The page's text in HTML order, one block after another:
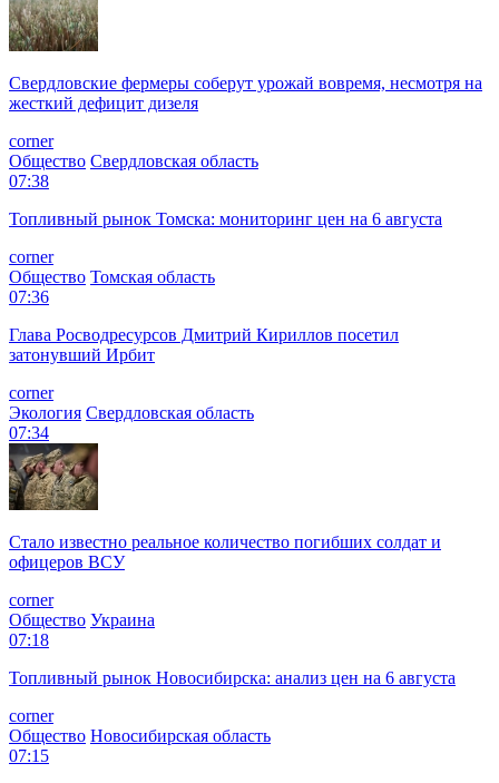
Свердловские фермеры соберут урожай вовремя, несмотря на
жесткий дефицит дизеля
corner
Общество Свердловская область
07:38
Топливный рынок Томска: мониторинг цен на 6 августа
corner
Общество Томская область
07:36
Глава Росводресурсов Дмитрий Кириллов посетил
затонувший Ирбит
corner
Экология Свердловская область
07:34
Стало известно реальное количество погибших солдат и
офицеров ВСУ
corner
Общество Украина
07:18
Топливный рынок Новосибирска: анализ цен на 6 августа
corner
Общество Новосибирская область
07:15